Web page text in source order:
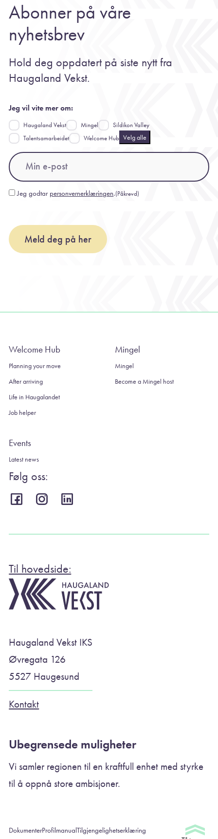
Abonner på våre
nyhetsbrev
Hold deg oppdatert på siste nytt fra
Haugaland Vekst.
Jeg vil vite mer om:
Haugaland Vekst Mingel
Sildikon Valley
Talentsamarbeidet
Welcome Hub Velg alle
Email
Consent(Påkrevd)
Jeg godtar personvernerklæringen.(Påkrevd)
Meld deg på her
Welcome Hub
Planning your move
After arriving
Life in Haugalandet
Job helper
Mingel
Mingel
Become a Mingel host
Events
Latest news
Følg oss:
Til hovedside:
Haugaland Vekst IKS
Øvregata 126
5527 Haugesund
Kontakt
Ubegrensede muligheter
Vi samler regionen til en kraftfull enhet med styrke
til å oppnå store ambisjoner.
DokumenterProfilmanualTilgjengelighetserklæring